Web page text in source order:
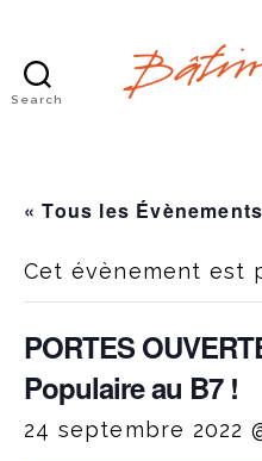
Search
« Tous les Évènements
Cet évènement est
PORTES
Populaire au B7 !
24 septembre 2022